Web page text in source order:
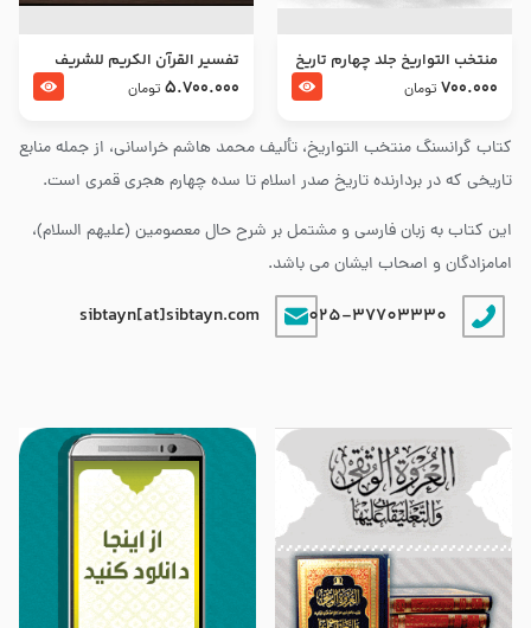
کتاب گرانسنگ منتخب التواريخ، تألیف محمد هاشم خراسانی، از جمله منابع
تاریخی که در بردارنده تاریخ صدر اسلام تا سده چهارم هجری قمری است.
این کتاب به زبان فارسی و مشتمل بر شرح حال معصومین (علیهم السلام)،
امامزادگان و اصحاب ایشان می باشد.
025-37703330
sibtayn[at]sibtayn.com
منتخب التواریخ جلد چهارم تاریخ
امام زین العابدین و امام محمد
700.000 تومان
تفسير القرآن الكريم للشريف
المرتضي قدس سرّه
5.700.000 تومان